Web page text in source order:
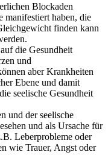
Blockaden
manifestiert haben, die
finden kann
die Gesundheit
und
aber Krankheiten
Ebene und damit
seelische Gesundheit
und der seelische
und als Ursache für
Leberprobleme oder
wie Trauer, Angst oder